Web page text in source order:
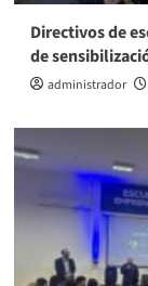
Directivos de
de
administrador